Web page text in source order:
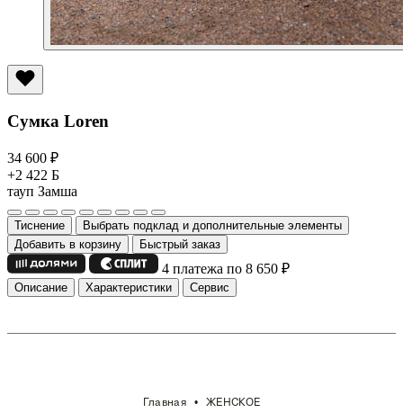
Сумка Loren
34 600 ₽
+2 422 Б
тауп Замша
Тиснение
Выбрать подклад и дополнительные элементы
Добавить в корзину
Быстрый заказ
4 платежа по 8 650 ₽
Описание Характеристики Сервис
Главная ЖЕНСКОЕ